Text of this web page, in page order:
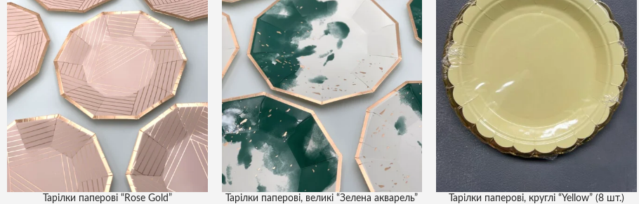
Тарілки паперові “Rose Gold” Тарілки паперові, великі “Зелена акварель” Тарілки паперові, круглі “Yellow” (8 шт.)